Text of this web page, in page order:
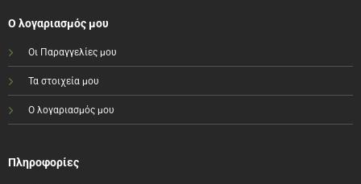
Ο λογαριασμός μου
Οι Παραγγελίες μου
Τα στοιχεία μου
Ο λογαριασμός μου
Πληροφορίες